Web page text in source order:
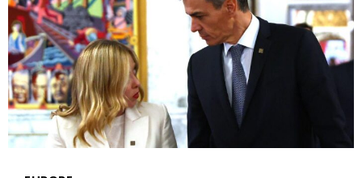
S'ABONNER MAINTENANT
Insight Publications